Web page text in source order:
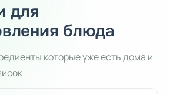
для
блюда
которые уже есть дома и